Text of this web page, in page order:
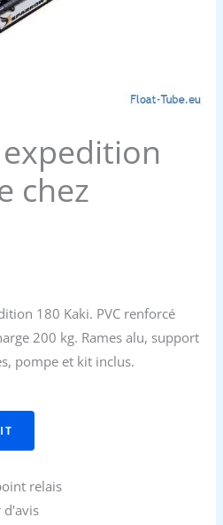
chez
180 Kaki. PVC renforcé
200 kg. Rames alu, support
pompe et kit inclus.
relais
d'avis